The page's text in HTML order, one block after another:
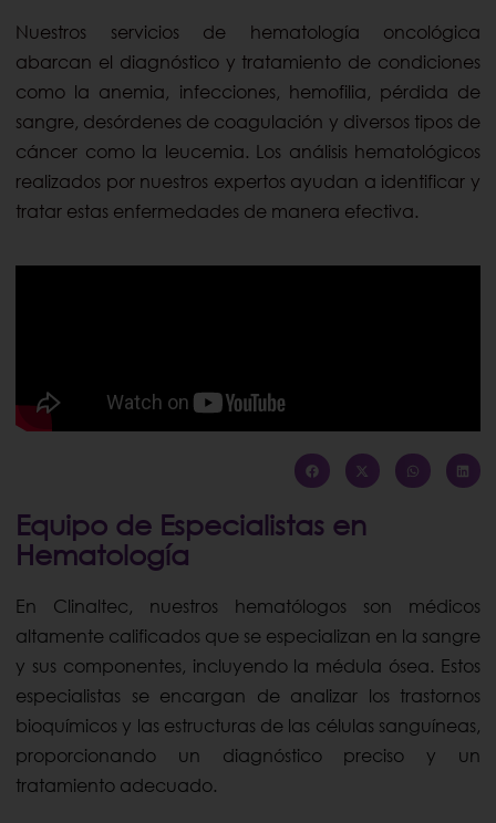
Nuestros servicios de hematología oncológica
abarcan el diagnóstico y tratamiento de condiciones
como la anemia, infecciones, hemofilia, pérdida de
sangre, desórdenes de coagulación y diversos tipos de
cáncer como la leucemia. Los análisis hematológicos
realizados por nuestros expertos ayudan a identificar y
tratar estas enfermedades de manera efectiva.
Equipo de Especialistas en
Hematología
En Clinaltec, nuestros hematólogos son médicos
altamente calificados que se especializan en la sangre
y sus componentes, incluyendo la médula ósea. Estos
especialistas se encargan de analizar los trastornos
bioquímicos y las estructuras de las células sanguíneas,
proporcionando un diagnóstico preciso y un
tratamiento adecuado.